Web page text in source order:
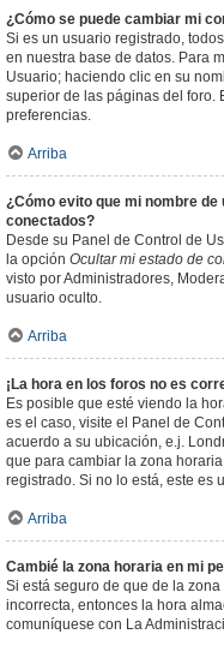
¿Cómo se puede cambiar mi
Si es un usuario registrado,
en nuestra base de datos. Para
Usuario; haciendo clic en su
superior de las páginas del foro.
preferencias.
Arriba
¿Cómo evito que mi nombre
conectados?
Desde su Panel de Control de
la opción Ocultar mi estado de
visto por Administradores,
usuario oculto.
Arriba
¡La hora en los foros no es
Es posible que esté viendo la
es el caso, visite el Panel de
acuerdo a su ubicación, e.j.
que para cambiar la zona
registrado. Si no lo está, este es
Arriba
Cambié la zona horaria en mi
Si está seguro de que de la
incorrecta, entonces la hora
comuníquese con La